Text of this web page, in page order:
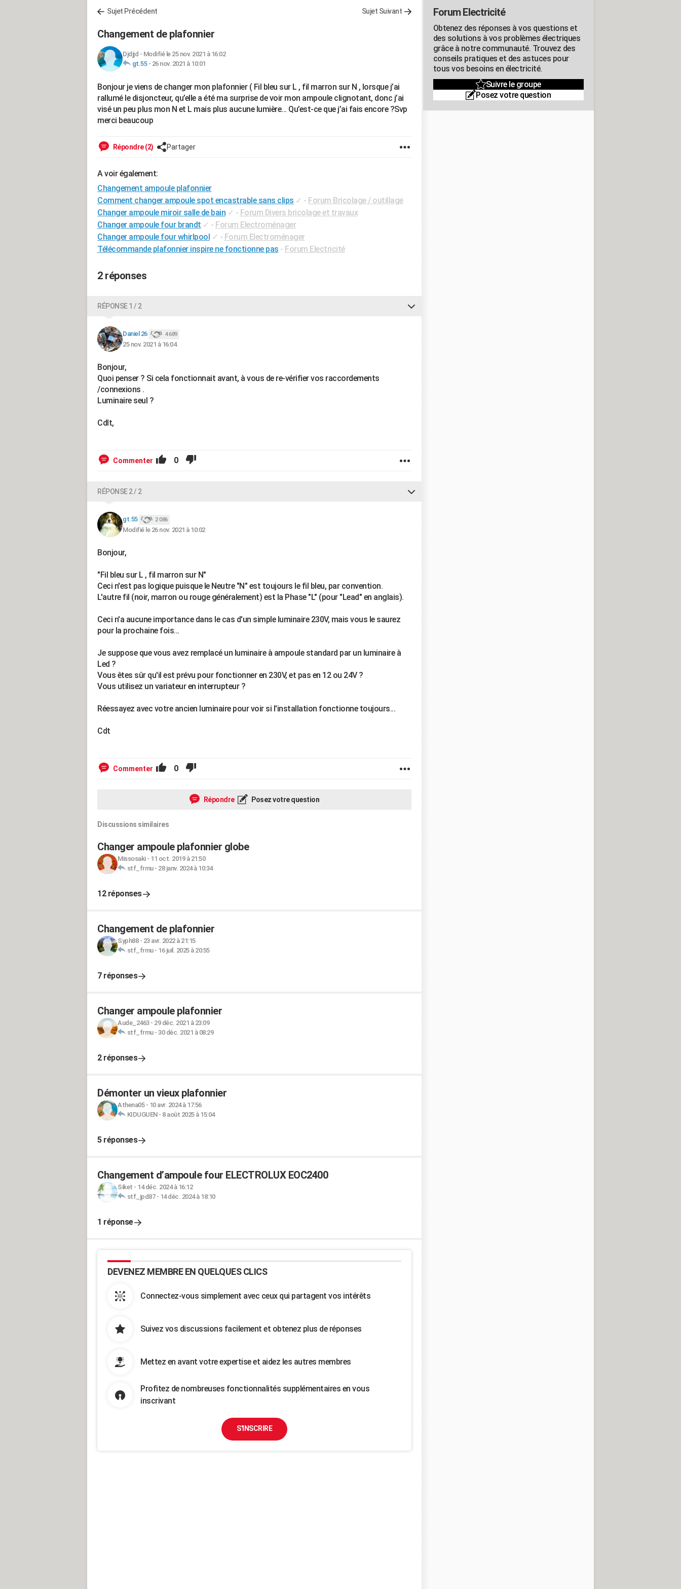
Sujet Précédent Sujet Suivant
Changement de plafonnier
Djdjjd - Modifié le 25 nov. 2021 à 16:02
gt.55- 26 nov. 2021 à 10:01
Bonjour je viens de changer mon plafonnier ( Fil bleu sur L , fil marron sur N , lorsque j’ai
rallumé le disjoncteur, qu’elle a été ma surprise de voir mon ampoule clignotant, donc j’ai
visé un peu plus mon N et L mais plus aucune lumière... Qu’est-ce que j’ai fais encore ?Svp
merci beaucoup
Répondre (2) Partager
A voir également:
Changement ampoule plafonnier
Comment changer ampoule spot encastrable sans clips ✓ - Forum Bricolage / outillage
Changer ampoule miroir salle de bain ✓ - Forum Divers bricolage et travaux
Changer ampoule four brandt ✓ - Forum Electroménager
Changer ampoule four whirlpool ✓ - Forum Electroménager
Télécommande plafonnier inspire ne fonctionne pas - Forum Electricité
2 réponses
RÉPONSE 1 / 2
Daniel 26 4 689
25 nov. 2021 à 16:04
Bonjour,
Quoi penser ? Si cela fonctionnait avant, à vous de re-vérifier vos raccordements
/connexions .
Luminaire seul ?
Cdlt,
Commenter 0
RÉPONSE 2 / 2
gt.55 2 086
Modifié le 26 nov. 2021 à 10:02
Bonjour,
"Fil bleu sur L , fil marron sur N"
Ceci n'est pas logique puisque le Neutre "N" est toujours le fil bleu, par convention.
L'autre fil (noir, marron ou rouge généralement) est la Phase "L" (pour "Lead" en anglais).
Ceci n'a aucune importance dans le cas d'un simple luminaire 230V, mais vous le saurez
pour la prochaine fois...
Je suppose que vous avez remplacé un luminaire à ampoule standard par un luminaire à
Led ?
Vous êtes sûr qu'il est prévu pour fonctionner en 230V, et pas en 12 ou 24V ?
Vous utilisez un variateur en interrupteur ?
Réessayez avec votre ancien luminaire pour voir si l'installation fonctionne toujours...
Cdt
Commenter 0
Répondre Posez votre question
Discussions similaires
Changer ampoule plafonnier globe
Missosaki- 11 oct. 2019 à 21:50
stf_frmu- 28 janv. 2024 à 10:34
12 réponses
Changement de plafonnier
Syph88- 23 avr. 2022 à 21:15
stf_frmu- 16 juil. 2025 à 20:55
7 réponses
Changer ampoule plafonnier
Aude_2463- 29 déc. 2021 à 23:09
stf_frmu- 30 déc. 2021 à 08:29
2 réponses
Démonter un vieux plafonnier
Athena05- 10 avr. 2024 à 17:56
KIDUGUEN- 8 août 2025 à 15:04
5 réponses
Changement d’ampoule four ELECTROLUX EOC2400
Siket - 14 déc. 2024 à 16:12
stf_jpd87- 14 déc. 2024 à 18:10
1 réponse
DEVENEZ MEMBRE EN QUELQUES CLICS
Connectez-vous simplement avec ceux qui partagent vos intérêts
Suivez vos discussions facilement et obtenez plus de réponses
Mettez en avant votre expertise et aidez les autres membres
Profitez de nombreuses fonctionnalités supplémentaires en vous
inscrivant
S'INSCRIRE
Forum Electricité
Obtenez des réponses à vos questions et
des solutions à vos problèmes électriques
grâce à notre communauté. Trouvez des
conseils pratiques et des astuces pour
tous vos besoins en électricité.
Suivre le groupe
Posez votre question